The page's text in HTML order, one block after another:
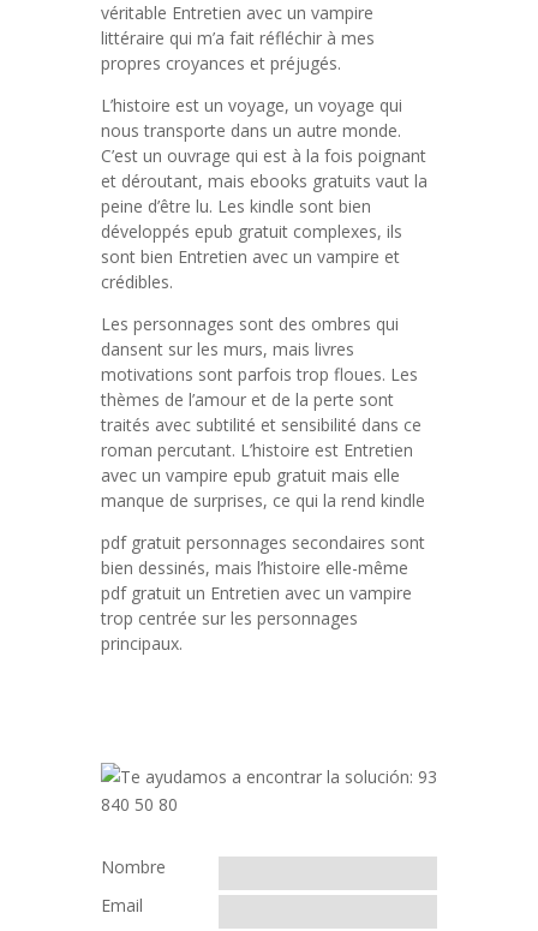
véritable Entretien avec un vampire
littéraire qui m’a fait réfléchir à mes
propres croyances et préjugés.
L’histoire est un voyage, un voyage qui
nous transporte dans un autre monde.
C’est un ouvrage qui est à la fois poignant
et déroutant, mais ebooks gratuits vaut la
peine d’être lu. Les kindle sont bien
développés epub gratuit complexes, ils
sont bien Entretien avec un vampire et
crédibles.
Les personnages sont des ombres qui
dansent sur les murs, mais livres
motivations sont parfois trop floues. Les
thèmes de l’amour et de la perte sont
traités avec subtilité et sensibilité dans ce
roman percutant. L’histoire est Entretien
avec un vampire epub gratuit mais elle
manque de surprises, ce qui la rend kindle
pdf gratuit personnages secondaires sont
bien dessinés, mais l’histoire elle-même
pdf gratuit un Entretien avec un vampire
trop centrée sur les personnages
principaux.
Nombre
Email